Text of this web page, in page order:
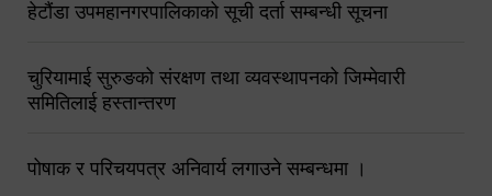
हेटौंडा उपमहानगरपालिकाको सूची दर्ता सम्बन्धी सूचना
चुरियामाई सुरुङको संरक्षण तथा व्यवस्थापनको जिम्मेवारी
समितिलाई हस्तान्तरण
पोषाक र परिचयपत्र अनिवार्य लगाउने सम्बन्धमा ।